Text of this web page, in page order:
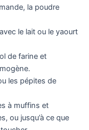
la poudre
le lait ou le yaourt
de farine et
les pépites de
à muffins et
ou jusqu’à ce que